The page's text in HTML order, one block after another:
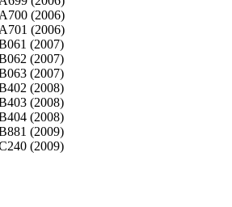
(2006)
(2006)
(2007)
(2007)
(2007)
(2008)
(2008)
(2008)
(2009)
(2009)